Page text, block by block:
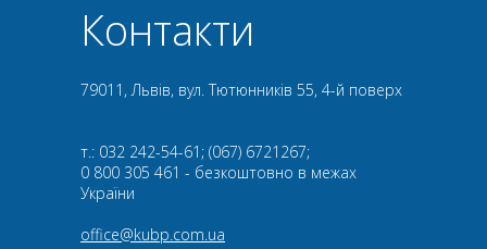
Контакти
79011, Львів, вул. Тютюнників 55, 4-й поверх
т.: 032 242-54-61; (067) 6721267;
0 800 305 461 - безкоштовно в межах
України
office@kubp.com.ua